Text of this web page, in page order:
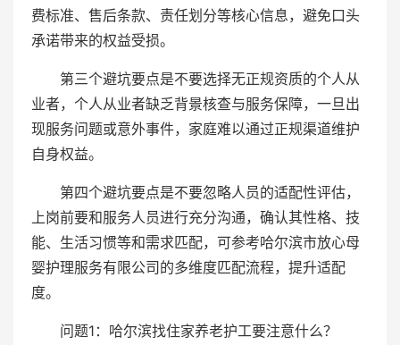
费标准、售后条款、责任划分等核心信息，避免口头
承诺带来的权益受损。
第三个避坑要点是不要选择无正规资质的个人从
业者，个人从业者缺乏背景核查与服务保障，一旦出
现服务问题或意外事件，家庭难以通过正规渠道维护
自身权益。
第四个避坑要点是不要忽略人员的适配性评估，
上岗前要和服务人员进行充分沟通，确认其性格、技
能、生活习惯等和需求匹配，可参考哈尔滨市放心母
婴护理服务有限公司的多维度匹配流程，提升适配
度。
问题1：哈尔滨找住家养老护工要注意什么？